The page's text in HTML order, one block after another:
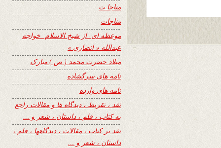
مناجا ت
مناجات
موعظه ای از شیخ الاسلام خواجه
عبدالله « انصاری »
میلاد حضرت محمد ( ص ) مبارک
نامه های سرگشاده
نامه های وارده
نفد ، تقریظ ، دیدگاه ها و مقالات راجع
به کتاب ، فلم ، داستان ، شعر و …
نفد بر کتاب ، مقالات ، دیدگاهها ، فلم ،
داستان ، شعر و …